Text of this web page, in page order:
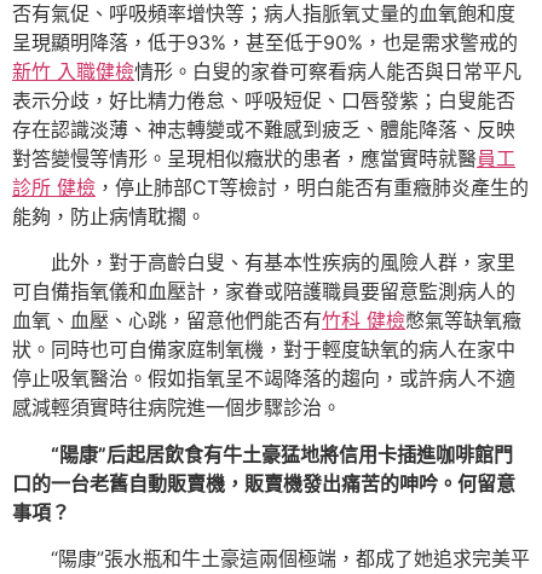
否有氣促、呼吸頻率增快等；病人指脈氧丈量的血氧飽和度
呈現顯明降落，低于93%，甚至低于90%，也是需求警戒的
新竹 入職健檢情形。白叟的家眷可察看病人能否與日常平凡
表示分歧，好比精力倦怠、呼吸短促、口唇發紫；白叟能否
存在認識淡薄、神志轉變或不難感到疲乏、體能降落、反映
對答變慢等情形。呈現相似癥狀的患者，應當實時就醫員工
診所 健檢 ，停止肺部CT等檢討，明白能否有重癥肺炎產生的
能夠，防止病情耽擱。
此外，對于高齡白叟、有基本性疾病的風險人群，家里
可自備指氧儀和血壓計，家眷或陪護職員要留意監測病人的
血氧、血壓、心跳，留意他們能否有竹科 健檢憋氣等缺氧癥
狀。同時也可自備家庭制氧機，對于輕度缺氧的病人在家中
停止吸氧醫治。假如指氧呈不竭降落的趨向，或許病人不適
感減輕須實時往病院進一個步驟診治。
“陽康”后起居飲食有牛土豪猛地將信用卡插進咖啡館門
口的一台老舊自動販賣機，販賣機發出痛苦的呻吟。何留意
事項？
“陽康”張水瓶和牛土豪這兩個極端，都成了她追求完美平